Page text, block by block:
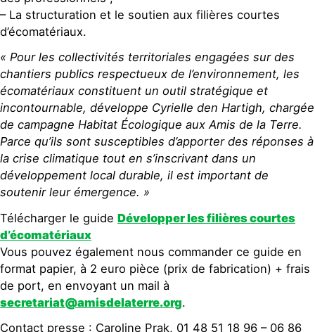
– La structuration et le soutien aux filières courtes
d’écomatériaux.
« Pour les collectivités territoriales engagées sur des
chantiers publics respectueux de l’environnement, les
écomatériaux constituent un outil stratégique et
incontournable, développe Cyrielle den Hartigh, chargée
de campagne Habitat Écologique aux Amis de la Terre.
Parce qu’ils sont susceptibles d’apporter des réponses à
la crise climatique tout en s’inscrivant dans un
développement local durable, il est important de
soutenir leur émergence. »
Télécharger le guide Développer les filières courtes
d’écomatériaux
Vous pouvez également nous commander ce guide en
format papier, à 2 euro pièce (prix de fabrication) + frais
de port, en envoyant un mail à
secretariat@amisdelaterre.org.
Contact presse : Caroline Prak, 01 48 51 18 96 – 06 86